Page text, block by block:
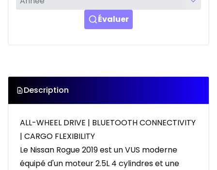
Évaluer
Description
ALL-WHEEL DRIVE | BLUETOOTH CONNECTIVITY
| CARGO FLEXIBILITY
Le Nissan Rogue 2019 est un VUS moderne
équipé d'un moteur 2.5L 4 cylindres et une